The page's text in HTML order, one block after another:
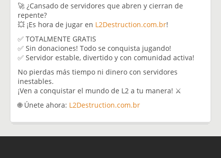
🚀 ¿Cansado de servidores que abren y cierran de
repente?
💥 ¡Es hora de jugar en L2Destruction.com.br!
✅ TOTALMENTE GRATIS
✅ Sin donaciones! Todo se conquista jugando!
✅ Servidor estable, divertido y con comunidad activa!
No pierdas más tiempo ni dinero con servidores
inestables.
¡Ven a conquistar el mundo de L2 a tu manera! ⚔️
🌐 Únete ahora: L2Destruction.com.br